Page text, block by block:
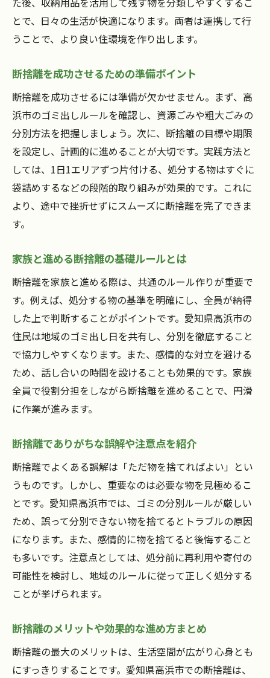
とで、日々の生活が快適になります。両者は連携して行
うことで、より良い住環境を作り出します。
断捨離を成功させるための準備ポイント
断捨離を成功させるには準備が欠かせません。まず、高
浜市のゴミ出しルールを確認し、資源ごみや粗大ごみの
分別方法を把握しましょう。次に、断捨離の目標や期限
を設定し、計画的に進めることが大切です。実践方法と
しては、1日1エリアずつ片付ける、処分する物はすぐに
袋詰めするなどの段階的取り組みが効果的です。これに
より、途中で挫折せずにスムーズに断捨離を完了できま
す。
家族と進める断捨離の基礎ルールとは
断捨離を家族と進める際は、共通のルール作りが重要で
す。例えば、処分する物の基準を明確にし、全員が納得
した上で判断することがポイントです。愛知県高浜市の
住民は地域のゴミ出し日を共有し、分別を徹底すること
で協力しやすくなります。また、感情的な対立を避ける
ため、話し合いの時間を設けることも効果的です。家族
全員で役割分担をしながら断捨離を進めることで、円滑
に作業が進みます。
断捨離でありがちな誤解や注意点を紹介
断捨離でよくある誤解は「ただ物を捨てればよい」とい
うものです。しかし、重要なのは必要な物を見極めるこ
とです。愛知県高浜市では、ゴミの分別ルールが厳しい
ため、誤って分別できない物を捨てるとトラブルの原因
になります。また、感情的に物を捨てると後悔すること
も多いです。注意点としては、処分前に再利用や寄付の
可能性を検討し、地域のルールに従って正しく処分する
ことが挙げられます。
断捨離のメリットや効果的な進め方まとめ
断捨離の最大のメリットは、生活空間が広がり心身とも
にすっきりすることです。愛知県高浜市での断捨離は、